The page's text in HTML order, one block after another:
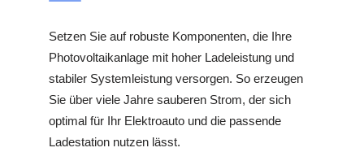
Setzen Sie auf robuste Komponenten, die Ihre
Photovoltaikanlage mit hoher Ladeleistung und
stabiler Systemleistung versorgen. So erzeugen
Sie über viele Jahre sauberen Strom, der sich
optimal für Ihr Elektroauto und die passende
Ladestation nutzen lässt.